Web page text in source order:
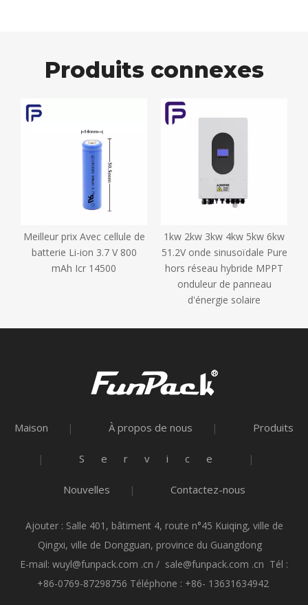
Produits connexes
Meilleur prix Avec cellule de
batterie Li-ion 3.7 V 800
mAh Icr 14500
1kw 2kw 3kw 4kw 5kw 6kw
51.2V onde sinusoïdale Pure
hors réseau hybride MPPT
onduleur de panneau
d'énergie solaire
Maison | À propos de nous | Produits
| Service |
Nouvelles | Contactez-nous
Ajouter : Salle 401, bâtiment 4, route n°45 Kuiqing, ville de
Qingxi, ville de Dongguan, province du Guangdong
E-mail: wuyl@funpack.com .cn / sale@funpack.com .cn Tél :
+86-0769-87298756 Téléphone : +86- 13631634942